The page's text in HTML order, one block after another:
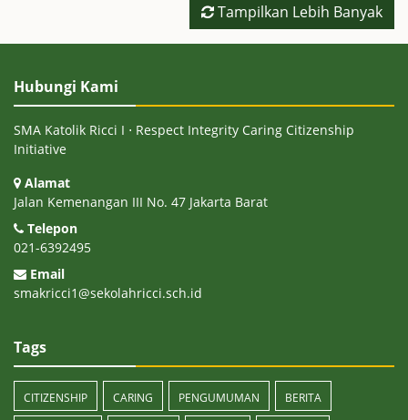
Tampilkan Lebih Banyak
Hubungi Kami
SMA Katolik Ricci I ⋅ Respect Integrity Caring Citizenship
Initiative
Alamat
Jalan Kemenangan III No. 47 Jakarta Barat
Telepon
021-6392495
Email
smakricci1@sekolahricci.sch.id
Tags
CITIZENSHIP CARING PENGUMUMAN BERITA